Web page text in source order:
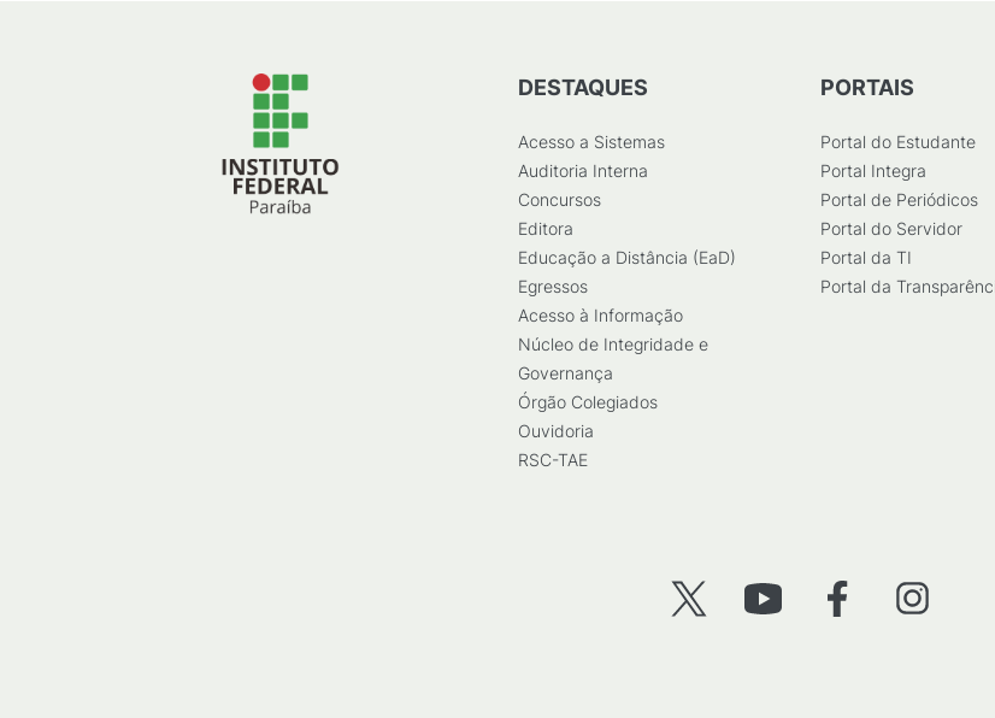
DESTAQUES
Acesso a Sistemas
Auditoria Interna
Concursos
Editora
Educação a Distância (EaD)
Egressos
Acesso à Informação
Núcleo de Integridade e
Governança
Órgão Colegiados
Ouvidoria
RSC-TAE
PORTAIS
Portal do Estudante
Portal Integra
Portal de Periódicos
Portal do Servidor
Portal da TI
Portal da